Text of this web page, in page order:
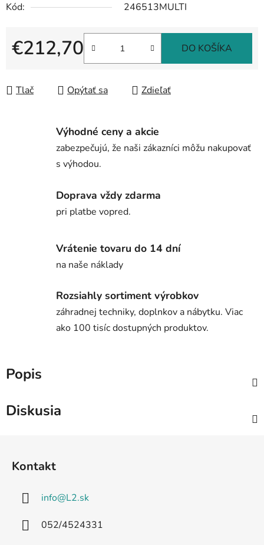
Kód:
246513MULTI
€212,70 DO KOŠÍKA
Tlač Opýtať sa Zdieľať
Výhodné ceny a akcie
zabezpečujú, že naši zákazníci môžu nakupovať
s výhodou.
Doprava vždy zdarma
pri platbe vopred.
Vrátenie tovaru do 14 dní
na naše náklady
Rozsiahly sortiment výrobkov
záhradnej techniky, doplnkov a nábytku. Viac
ako 100 tisíc dostupných produktov.
Popis
Diskusia
Kontakt
info@L2.sk
052/4524331